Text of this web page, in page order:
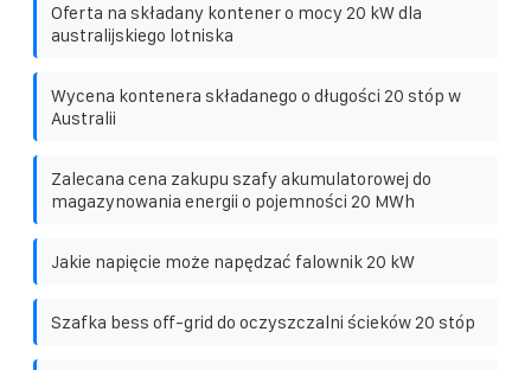
Oferta na składany kontener o mocy 20 kW dla
australijskiego lotniska
Wycena kontenera składanego o długości 20 stóp w
Australii
Zalecana cena zakupu szafy akumulatorowej do
magazynowania energii o pojemności 20 MWh
Jakie napięcie może napędzać falownik 20 kW
Szafka bess off-grid do oczyszczalni ścieków 20 stóp